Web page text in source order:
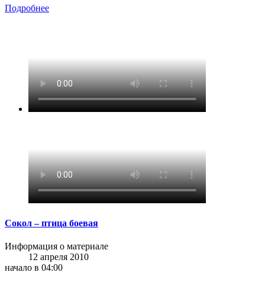
Подробнее
Сокол – птица боевая
Информация о материале
12 апреля 2010
начало в 04:00